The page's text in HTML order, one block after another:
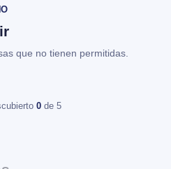
que no tienen permitidas.
0 de 5